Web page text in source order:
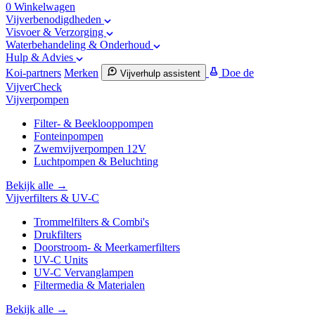
0 Winkelwagen
Vijverbenodigdheden
Visvoer & Verzorging
Waterbehandeling & Onderhoud
Hulp & Advies
Koi-partners Merken Vijverhulp assistent
Doe de
VijverCheck
Vijverpompen
Filter- & Beeklooppompen
Fonteinpompen
Zwemvijverpompen 12V
Luchtpompen & Beluchting
Bekijk alle →
Vijverfilters & UV-C
Trommelfilters & Combi's
Drukfilters
Doorstroom- & Meerkamerfilters
UV-C Units
UV-C Vervanglampen
Filtermedia & Materialen
Bekijk alle →